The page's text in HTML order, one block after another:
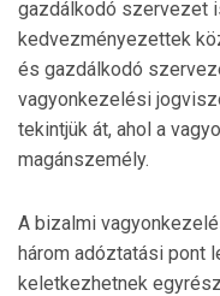
gazdálkodó szervezet
kedvezményezettek
és gazdálkodó
vagyonkezelési
tekintjük át, ahol a
magánszemély.
A bizalmi
három adóztatási pont
keletkezhetnek